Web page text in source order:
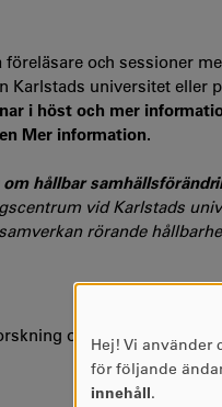
och sessioner
Karlstads universitet eller
i höst och mer
Mer information.
hållbar
vid Karlstads
rörande
om hållbar
ANVÄNDNING
AV
Hej! Vi använder
för följande
innehåll.